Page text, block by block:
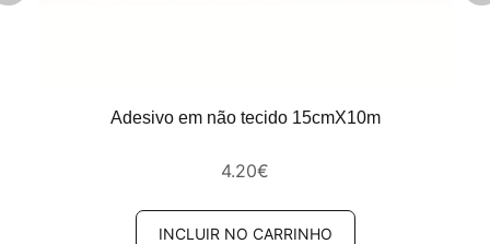
Adesivo em não tecido 15cmX10m
4.20€
INCLUIR NO CARRINHO